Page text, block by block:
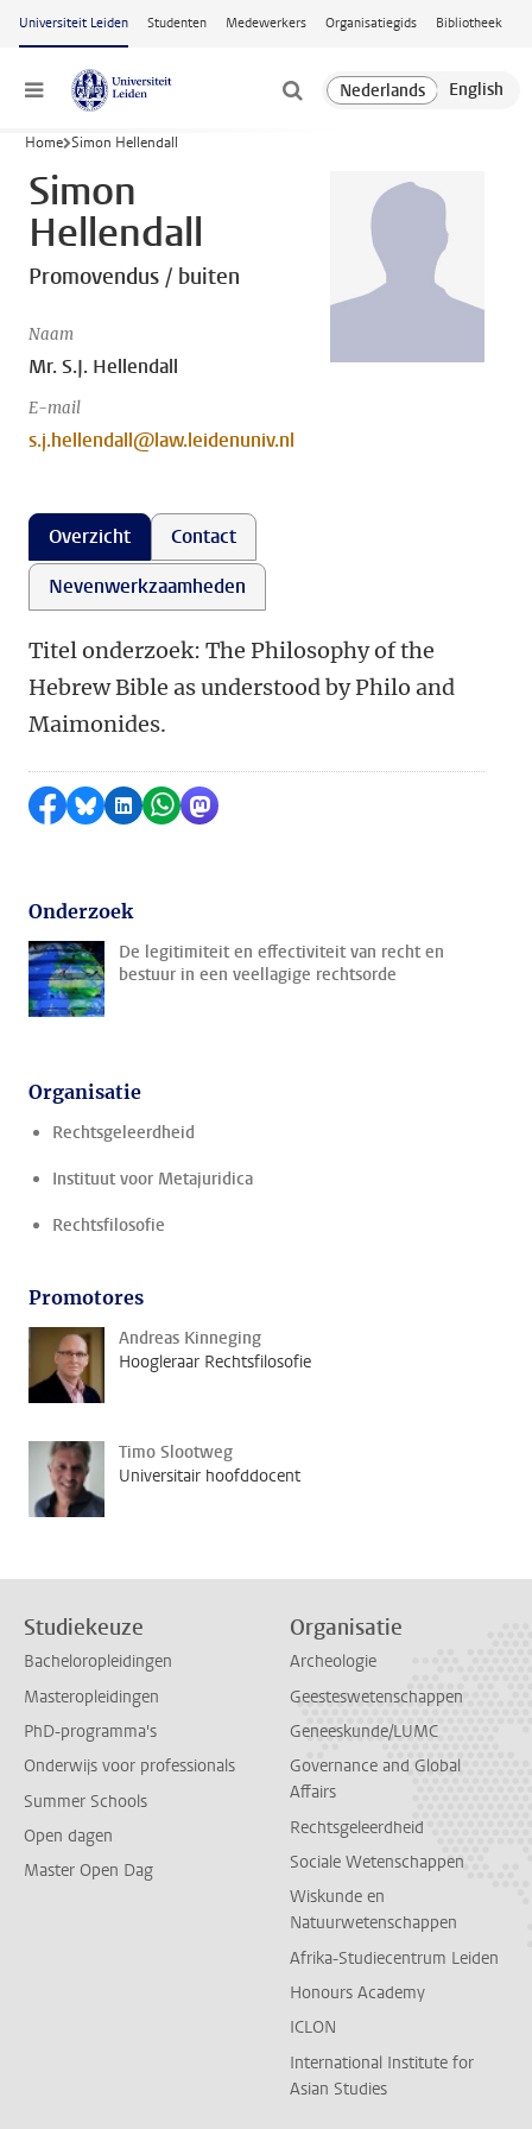
Ga naar hoofdinhoud
Universiteit Leiden Studenten Medewerkers Organisatiegids Bibliotheek
Menu
Home Simon Hellendall
Simon
Hellendall
Promovendus / buiten
Naam
Mr. S.J. Hellendall
E-mail
s.j.hellendall@law.leidenuniv.nl
Overzicht
Contact
Nevenwerkzaamheden
Titel onderzoek: The Philosophy of the
Hebrew Bible as understood by Philo and
Maimonides.
Delen op Facebook
Delen via Bluesky
Delen op LinkedIn
Delen via WhatsApp
Delen via Mastodon
Onderzoek
De legitimiteit en effectiviteit van recht en
bestuur in een veellagige rechtsorde
Organisatie
Rechtsgeleerdheid
Instituut voor Metajuridica
Rechtsfilosofie
Promotores
Andreas Kinneging
Hoogleraar Rechtsfilosofie
Timo Slootweg
Universitair hoofddocent
Studiekeuze
Bacheloropleidingen
Masteropleidingen
PhD-programma's
Onderwijs voor professionals
Summer Schools
Open dagen
Master Open Dag
Organisatie
Archeologie
Geesteswetenschappen
Geneeskunde/LUMC
Governance and Global
Affairs
Rechtsgeleerdheid
Sociale Wetenschappen
Wiskunde en
Natuurwetenschappen
Afrika-Studiecentrum Leiden
Honours Academy
ICLON
International Institute for
Asian Studies